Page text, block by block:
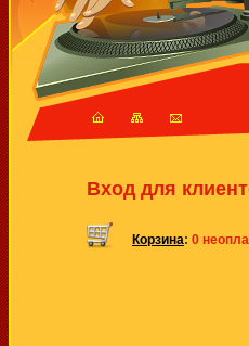
Вход для
Корзина: 0